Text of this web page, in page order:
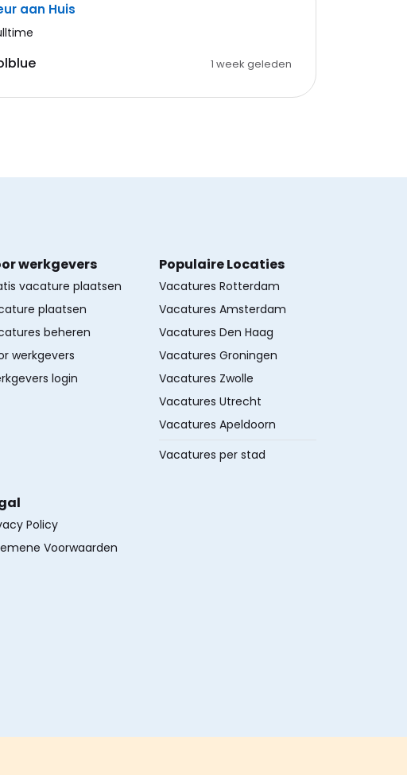
aan Huis
1 week geleden
werkgevers
vacature plaatsen
plaatsen
beheren
werkgevers
login
Populaire Locaties
Vacatures Rotterdam
Vacatures Amsterdam
Vacatures Den Haag
Vacatures Groningen
Vacatures Zwolle
Vacatures Utrecht
Vacatures Apeldoorn
Vacatures per stad
Policy
Voorwaarden